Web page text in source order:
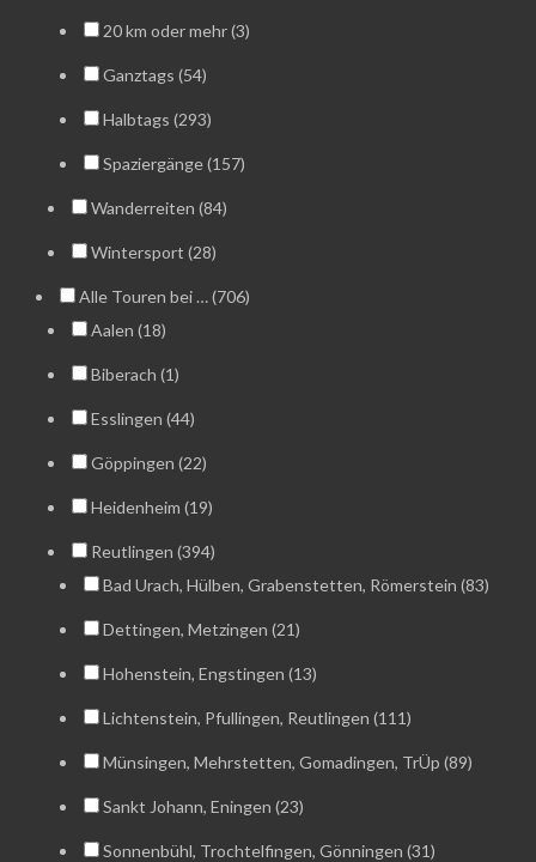
20 km oder mehr (3)
Ganztags (54)
Halbtags (293)
Spaziergänge (157)
Wanderreiten (84)
Wintersport (28)
Alle Touren bei … (706)
Aalen (18)
Biberach (1)
Esslingen (44)
Göppingen (22)
Heidenheim (19)
Reutlingen (394)
Bad Urach, Hülben, Grabenstetten, Römerstein (83)
Dettingen, Metzingen (21)
Hohenstein, Engstingen (13)
Lichtenstein, Pfullingen, Reutlingen (111)
Münsingen, Mehrstetten, Gomadingen, TrÜp (89)
Sankt Johann, Eningen (23)
Sonnenbühl, Trochtelfingen, Gönningen (31)